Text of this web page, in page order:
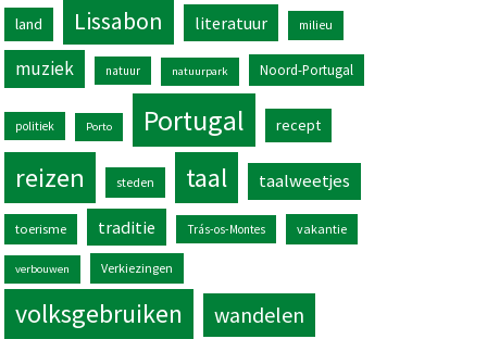
land Lissabon literatuur milieu
muziek natuur natuurpark Noord-Portugal
politiek Porto Portugal recept
reizen steden taal taalweetjes
toerisme traditie Trás-os-Montes vakantie
verbouwen Verkiezingen
volksgebruiken wandelen